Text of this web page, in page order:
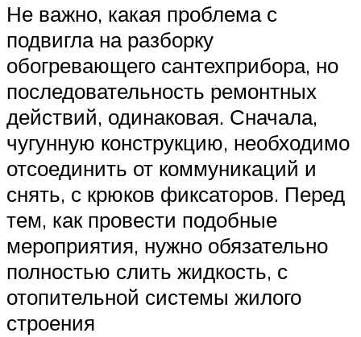
Не важно, какая проблема с
подвигла на разборку
обогревающего сантехприбора, но
последовательность ремонтных
действий, одинаковая. Сначала,
чугунную конструкцию, необходимо
отсоединить от коммуникаций и
снять, с крюков фиксаторов. Перед
тем, как провести подобные
мероприятия, нужно обязательно
полностью слить жидкость, с
отопительной системы жилого
строения